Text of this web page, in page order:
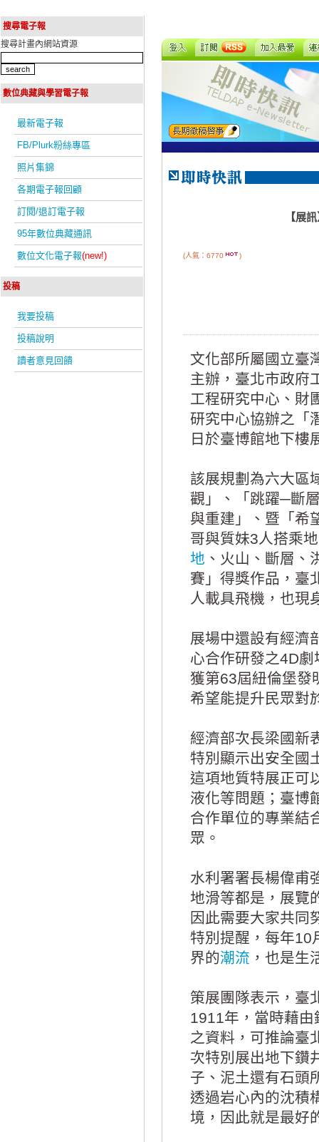
搜尋電子報
搜尋計畫內網站資源
數位典藏與學習電子報
最新電子報
FB/Plurk粉絲專區
照片集錦
各期電子報回顧
訂閱/退訂電子報
95年數位典藏通訊
數位文化電子報(new!)
投稿
我要投稿
投稿說明
讀者意見回饋
【展
(人氣：6770 )
文化部所屬國立臺
主辦，臺北市政府
工程研究中心、財
研究中心協辦之「
日於臺博館地下樓
該展規劃為六大區
觀」、「跳躍─斷
與重建」、暨「希
哥與質妹3人搭乘
地 、火山、斷層、
賽」得獎作品，臺
人載具飛機，也現
展場中還設有經濟
心合作研發之4D
獲第63屆紐倫堡發
希望能提升民眾對
經濟部次長梁國新
特別顯示出安全國
這項地質特展正可
液化等問題；臺博
合作單位的專業結
眾。
水利署署長楊偉甫
地滑等都是，展覽
因此需要大家共同
特別提醒，每年10
界的潮流 ，也是生
策展團隊表示，臺
1911年，當時藉
之資料，可推論臺
次特別展出地下鑽
子、泥土還有石頭
透過岩心內的沈積
境，因此就是最好